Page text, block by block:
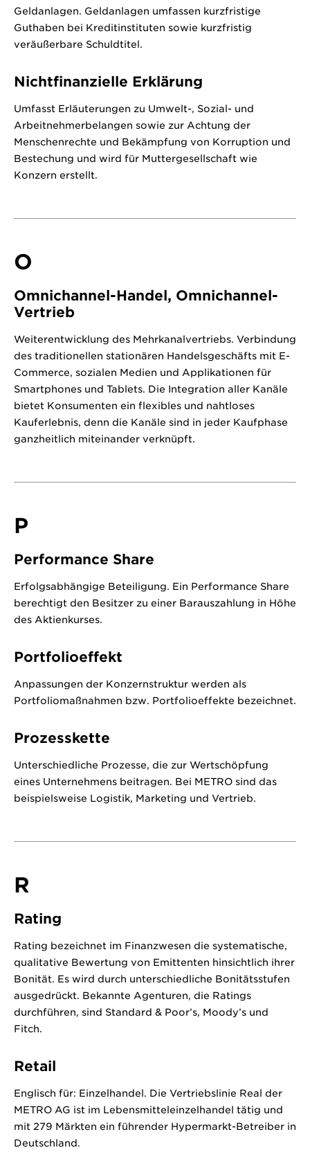
Geldanlagen. Geldanlagen umfassen kurzfristige
Guthaben bei Kreditinstituten sowie kurzfristig
veräußerbare Schuldtitel.
Nichtfinanzielle Erklärung
Umfasst Erläuterungen zu Umwelt-, Sozial- und
Arbeitnehmerbelangen sowie zur Achtung der
Menschenrechte und Bekämpfung von Korruption und
Bestechung und wird für Muttergesellschaft wie
Konzern erstellt.
O
Omnichannel-Handel, Omnichannel-
Vertrieb
Weiterentwicklung des Mehrkanalvertriebs. Verbindung
des traditionellen stationären Handelsgeschäfts mit E-
Commerce, sozialen Medien und Applikationen für
Smartphones und Tablets. Die Integration aller Kanäle
bietet Konsumenten ein flexibles und nahtloses
Kauferlebnis, denn die Kanäle sind in jeder Kaufphase
ganzheitlich miteinander verknüpft.
P
Performance Share
Erfolgsabhängige Beteiligung. Ein Performance Share
berechtigt den Besitzer zu einer Barauszahlung in Höhe
des Aktienkurses.
Portfolioeffekt
Anpassungen der Konzernstruktur werden als
Portfoliomaßnahmen bzw. Portfolioeffekte bezeichnet.
Prozesskette
Unterschiedliche Prozesse, die zur Wertschöpfung
eines Unternehmens beitragen. Bei METRO sind das
beispielsweise Logistik, Marketing und Vertrieb.
R
Rating
Rating bezeichnet im Finanzwesen die systematische,
qualitative Bewertung von Emittenten hinsichtlich ihrer
Bonität. Es wird durch unterschiedliche Bonitätsstufen
ausgedrückt. Bekannte Agenturen, die Ratings
durchführen, sind Standard & Poor’s, Moody’s und
Fitch.
Retail
Englisch für: Einzelhandel. Die Vertriebslinie Real der
METRO AG ist im Lebensmitteleinzelhandel tätig und
mit 279 Märkten ein führender Hypermarkt-Betreiber in
Deutschland.